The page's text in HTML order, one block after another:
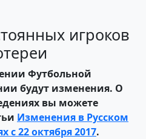
игроков
Футбольной
будут изменения. О
вы можете
Изменения в Русском
с 22 октября 2017.